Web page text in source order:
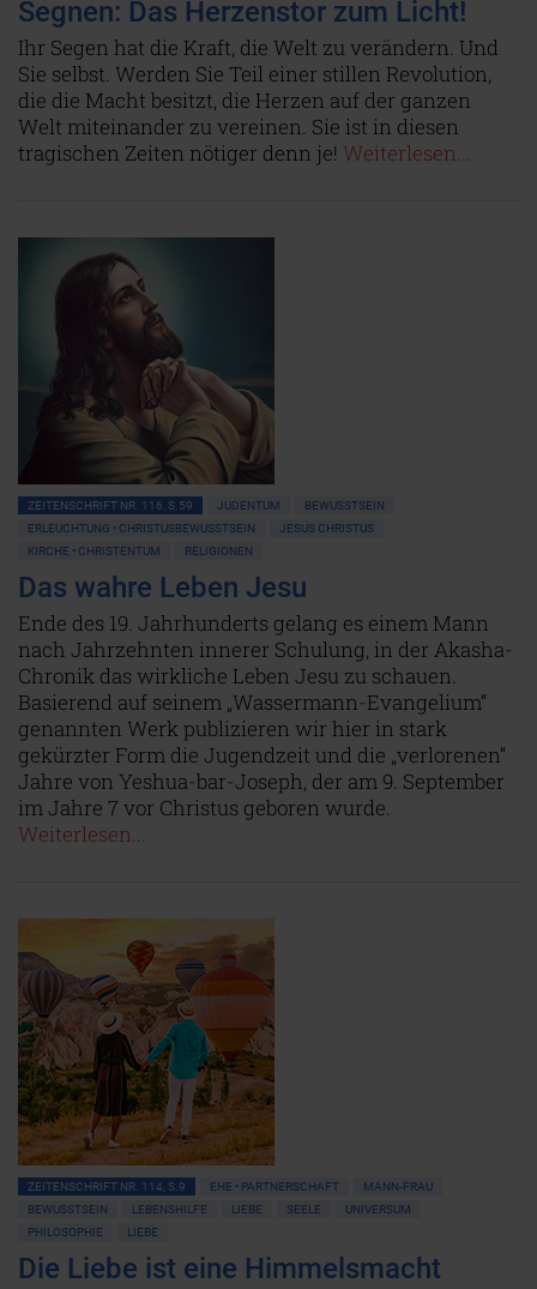
Segnen: Das Herzenstor zum Licht!
Ihr Segen hat die Kraft, die Welt zu verändern. Und
Sie selbst. Werden Sie Teil einer stillen Revolution,
die die Macht besitzt, die Herzen auf der ganzen
Welt miteinander zu vereinen. Sie ist in diesen
tragischen Zeiten nötiger denn je! Weiterlesen...
ZEITENSCHRIFT NR. 116, S.59 JUDENTUM
BEWUSSTSEIN
ERLEUCHTUNG • CHRISTUSBEWUSSTSEIN
JESUS CHRISTUS
KIRCHE • CHRISTENTUM
RELIGIONEN
Das wahre Leben Jesu
Ende des 19. Jahrhunderts gelang es einem Mann
nach Jahrzehnten innerer Schulung, in der Akasha-
Chronik das wirkliche Leben Jesu zu schauen.
Basierend auf seinem „Wassermann-Evangelium“
genannten Werk publizieren wir hier in stark
gekürzter Form die Jugendzeit und die „verlorenen“
Jahre von Yeshua-bar-Joseph, der am 9. September
im Jahre 7 vor Christus geboren wurde.
Weiterlesen...
ZEITENSCHRIFT NR. 114, S.9 EHE • PARTNERSCHAFT
MANN-FRAU
BEWUSSTSEIN
LEBENSHILFE LIEBE SEELE
UNIVERSUM
PHILOSOPHIE
LIEBE
Die Liebe ist eine Himmelsmacht